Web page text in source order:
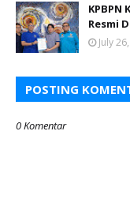
KPBPN
Resmi
July
POSTING
0 Komentar